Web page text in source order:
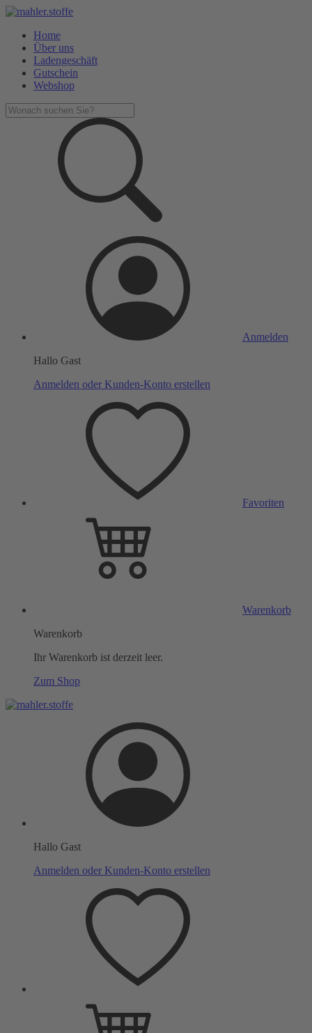
Home
Über uns
Ladengeschäft
Gutschein
Webshop
Anmelden
Hallo Gast
Anmelden oder Kunden-Konto erstellen
Favoriten
Warenkorb
Warenkorb
Ihr Warenkorb ist derzeit leer.
Zum Shop
Hallo Gast
Anmelden oder Kunden-Konto erstellen